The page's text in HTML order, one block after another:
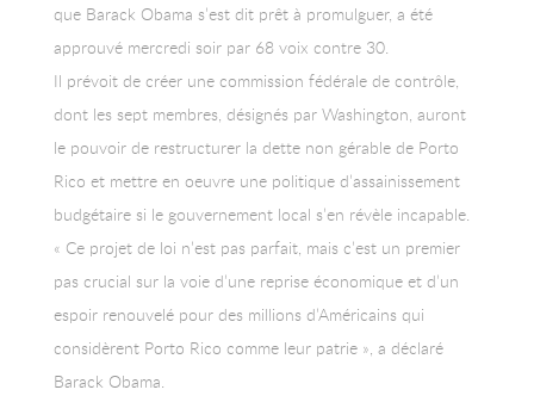
que Barack Obama s’est dit prêt à promulguer, a été
approuvé mercredi soir par 68 voix contre 30.
Il prévoit de créer une commission fédérale de contrôle,
dont les sept membres, désignés par Washington, auront
le pouvoir de restructurer la dette non gérable de Porto
Rico et mettre en oeuvre une politique d’assainissement
budgétaire si le gouvernement local s’en révèle incapable.
« Ce projet de loi n’est pas parfait, mais c’est un premier
pas crucial sur la voie d’une reprise économique et d’un
espoir renouvelé pour des millions d’Américains qui
considèrent Porto Rico comme leur patrie », a déclaré
Barack Obama.